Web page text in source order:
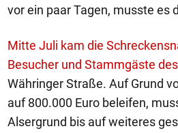
vor ein paar Tagen, musste es
Mitte Juli kam die
Besucher und Stammgäste
Währinger Straße. Auf Grund
auf 800.000 Euro beleifen,
Alsergrund bis auf weiteres